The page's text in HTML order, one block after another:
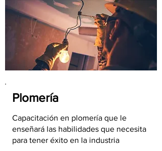
Plomería
Capacitación en plomería que le
enseñará las habilidades que necesita
para tener éxito en la industria